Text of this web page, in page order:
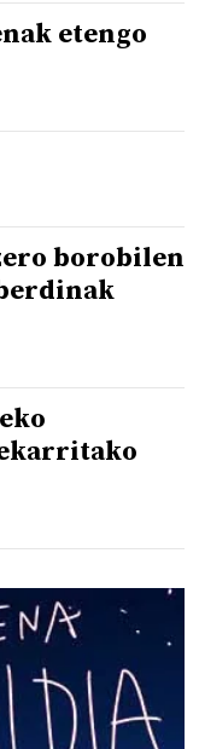
etengo
borobilen